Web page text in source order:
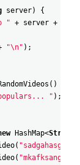
server)
{
" + server +
"\n" ) ;
( )
populars... " ) ;
HashMap<String
( "sadgahasgdas"
( "mkafksangasj"